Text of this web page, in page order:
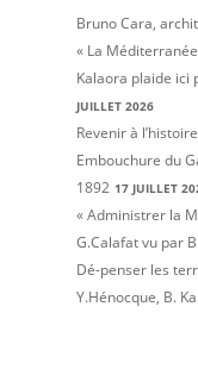
Bruno Cara,
« La
Kalaora plaide ici
JUILLET 2026
Revenir à
Embouchure du
1892 17 JUILLET
« Administrer la
G.Calafat vu par
Dé-penser les
Y.Hénocque, B.